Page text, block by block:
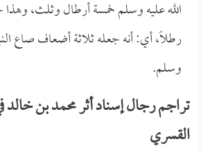
الله عليه وسلم خمسة أرطال وثلث،
رطلاً، أي: أنه جعله ثلاثة أضعاف صاع
وسلم.
تراجم رجال إسناد أثر محمد بن
القسري